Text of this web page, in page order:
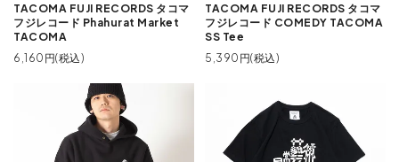
TACOMA FUJI RECORDS タコマ
フジレコード Phahurat Market
TACOMA
6,160円(税込)
TACOMA FUJI RECORDS タコマ
フジレコード COMEDY TACOMA
SS Tee
5,390円(税込)